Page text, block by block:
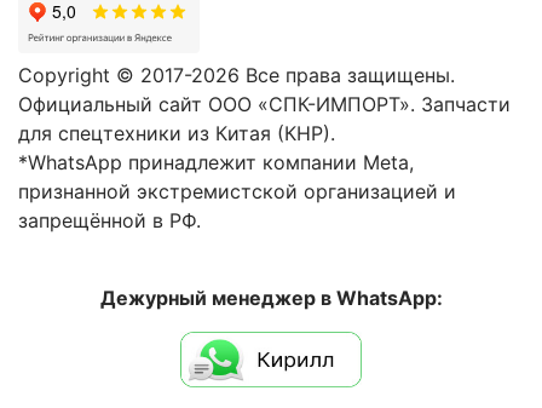
Copyright © 2017-2026 Все права защищены.
Официальный сайт ООО «СПК-ИМПОРТ». Запчасти
для спецтехники из Китая (КНР).
*WhatsApp принадлежит компании Meta,
признанной экстремистской организацией и
запрещённой в РФ.
Дежурный менеджер в WhatsApp: